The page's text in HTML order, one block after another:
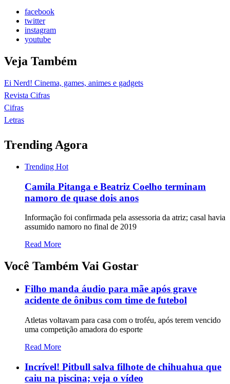
facebook
twitter
instagram
youtube
Veja Também
Ei Nerd! Cinema, games, animes e gadgets
Revista Cifras
Cifras
Letras
Trending Agora
Trending Hot
Camila Pitanga e Beatriz Coelho terminam
namoro de quase dois anos
Informação foi confirmada pela assessoria da atriz; casal havia
assumido namoro no final de 2019
Read More
Você Também Vai Gostar
Filho manda áudio para mãe após grave
acidente de ônibus com time de futebol
Atletas voltavam para casa com o troféu, após terem vencido
uma competição amadora do esporte
Read More
Incrível! Pitbull salva filhote de chihuahua que
caiu na piscina; veja o vídeo